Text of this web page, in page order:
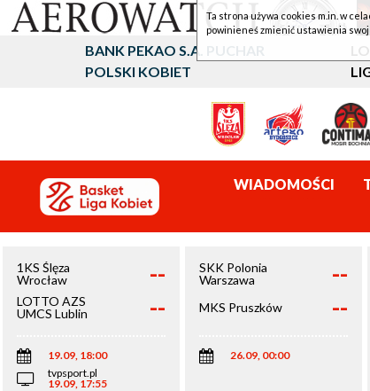
BANK PEKAO S.A. PUCHAR
POLSKI KOBIET
WIADOMOŚCI
1KS Ślęza
Wrocław
--
LOTTO AZS
UMCS Lublin
--
19.09, 18:00
tvpsport.pl
19.09, 17:55
SKK Polonia
Warszawa
--
MKS Pruszków --
26.09, 00:00
Ta strona używa cookies m.in. w
powinieneś zmienić ustawienia